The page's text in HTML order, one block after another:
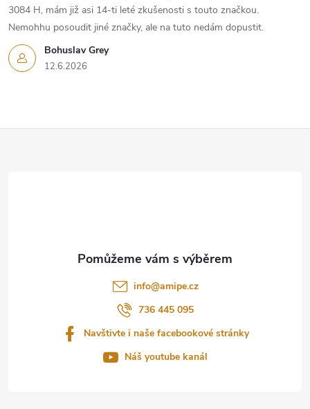
Bohuslav Grey
12.6.2026
3084 H, mám již asi 14-ti leté zkušenosti s touto značkou.
Nemohhu posoudit jiné značky, ale na tuto nedám dopustit.
info@amipe.cz
736 445 095
Navštivte i naše facebookové stránky
Náš youtube kanál